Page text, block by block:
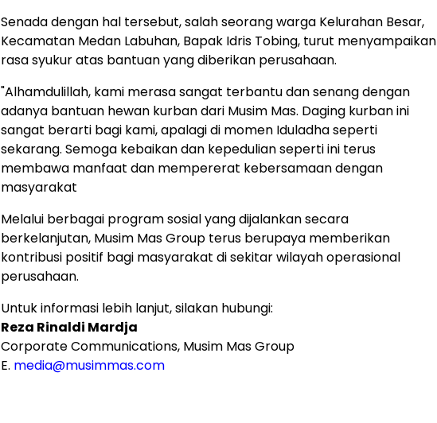
Senada dengan hal tersebut, salah seorang warga Kelurahan Besar,
Kecamatan Medan Labuhan, Bapak Idris Tobing, turut menyampaikan
rasa syukur atas bantuan yang diberikan perusahaan.
"Alhamdulillah, kami merasa sangat terbantu dan senang dengan
adanya bantuan hewan kurban dari Musim Mas. Daging kurban ini
sangat berarti bagi kami, apalagi di momen Iduladha seperti
sekarang. Semoga kebaikan dan kepedulian seperti ini terus
membawa manfaat dan mempererat kebersamaan dengan
masyarakat
Melalui berbagai program sosial yang dijalankan secara
berkelanjutan, Musim Mas Group terus berupaya memberikan
kontribusi positif bagi masyarakat di sekitar wilayah operasional
perusahaan.
Untuk informasi lebih lanjut, silakan hubungi:
Reza Rinaldi Mardja
Corporate Communications, Musim Mas Group
E. media@musimmas.com